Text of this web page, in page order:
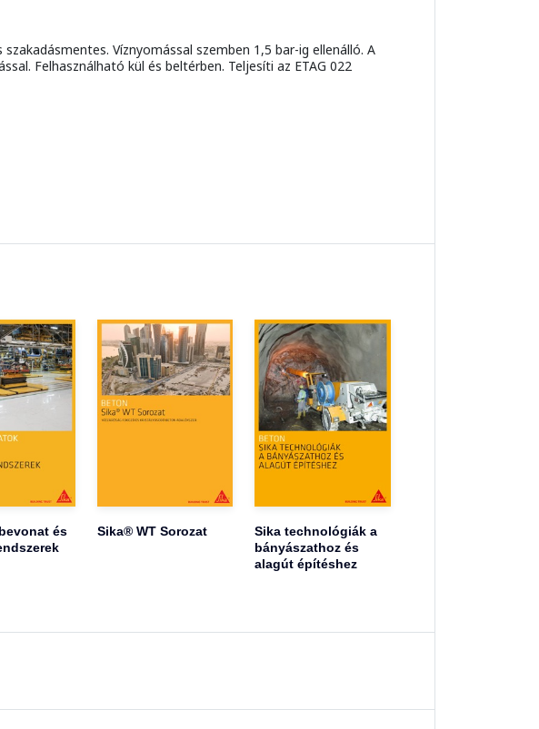
Víznyomással szemben 1,5 bar-ig ellenálló. A
Felhasználható kül és beltérben. Teljesíti az ETAG 022
és
Sika® WT Sorozat
Sika technológiák a
bányászathoz és
alagút építéshez